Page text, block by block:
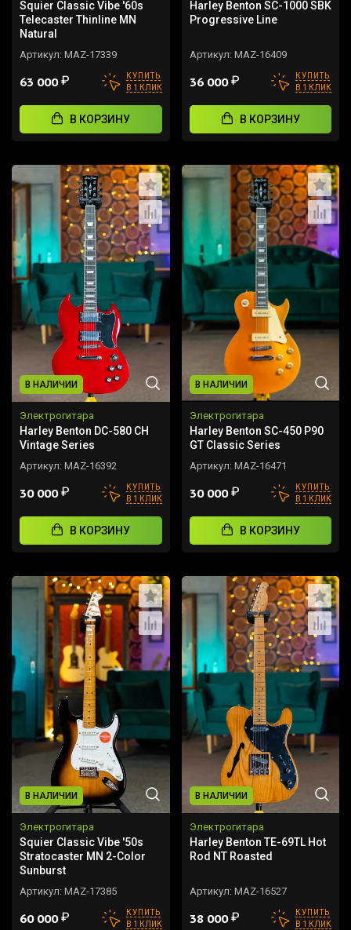
Squier Classic Vibe '60s
Telecaster Thinline MN
Natural
Артикул: MAZ-17339
63 000₽
КУПИТЬ
В 1 КЛИК
В КОРЗИНУ
Harley Benton SC-1000 SBK
Progressive Line
Артикул: MAZ-16409
36 000₽
КУПИТЬ
В 1 КЛИК
В КОРЗИНУ
В НАЛИЧИИ
Электрогитара
Harley Benton DC-580 CH
Vintage Series
Артикул: MAZ-16392
30 000₽
КУПИТЬ
В 1 КЛИК
В КОРЗИНУ
В НАЛИЧИИ
Электрогитара
Harley Benton SC-450 P90
GT Classic Series
Артикул: MAZ-16471
30 000₽
КУПИТЬ
В 1 КЛИК
В КОРЗИНУ
В НАЛИЧИИ
Электрогитара
Squier Classic Vibe '50s
Stratocaster MN 2-Color
Sunburst
Артикул: MAZ-17385
60 000₽
КУПИТЬ
В 1 КЛИК
В НАЛИЧИИ
Электрогитара
Harley Benton TE-69TL Hot
Rod NT Roasted
Артикул: MAZ-16527
38 000₽
КУПИТЬ
В 1 КЛИК